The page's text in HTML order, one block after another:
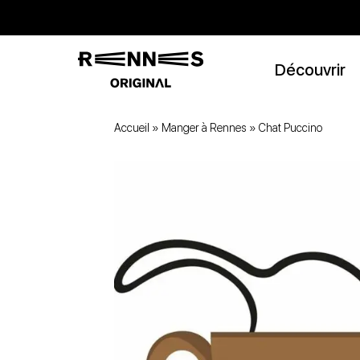
Découvrir
Accueil » Manger à Rennes » Chat Puccino